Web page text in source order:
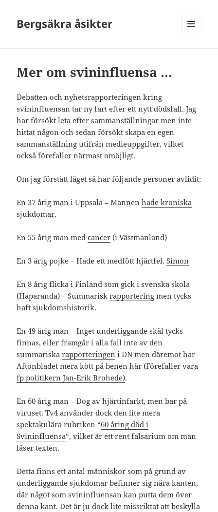
Bergsäkra åsikter
Mer om svininfluensa …
Debatten och nyhetsrapporteringen kring
svininfluensan tar ny fart efter ett nytt dödsfall. Jag
har försökt leta efter sammanställningar men inte
hittat någon och sedan försökt skapa en egen
sammanställning utifrån medieuppgifter, vilket
också förefaller närmast omöjligt.
Om jag förstått läget så har följande personer avlidit:
En 37 årig man i Uppsala – Mannenhade kroniska
sjukdomar.
En 55 årig man medcancer (i Västmanland)
En 3 årig pojke – Hade ett medfött hjärtfel.Simon
En 8 årig flicka i Finland som gick i svenska skola
(Haparanda) – Summariskrapportering men tycks
haft sjukdomshistorik.
En 49 årig man – Inget underliggande skäl tycks
finnas, eller framgår i alla fall inte av den
summariskarapporteringen i DN men däremot har
Aftonbladet mera kött på benenhär (Förefaller vara
fp politikern Jan-Erik Brohede).
En 60 årig man – Dog av hjärtinfarkt, men bar på
viruset. Tv4 använder dock den lite mera
spektakulära rubriken “60 åring död i
Svininfluensa“, vilket är ett rent falsarium om man
läser texten.
Detta finns ett antal människor som på grund av
underliggande sjukdomar befinner sig nära kanten,
där något som svininfluensan kan putta dem över
denna kant. Det är ju dock lite missriktat att beskylla